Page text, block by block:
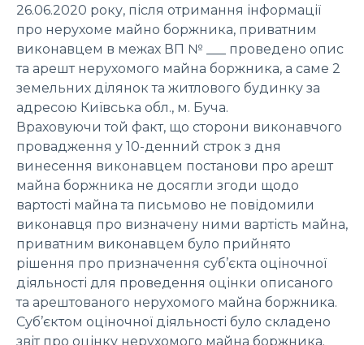
26.06.2020 року, після отримання інформації
про нерухоме майно боржника, приватним
виконавцем в межах ВП № ___ проведено опис
та арешт нерухомого майна боржника, а саме 2
земельних ділянок та житлового будинку за
адресою Київська обл., м. Буча.
Враховуючи той факт, що сторони виконавчого
провадження у 10-денний строк з дня
винесення виконавцем постанови про арешт
майна боржника не досягли згоди щодо
вартості майна та письмово не повідомили
виконавця про визначену ними вартість майна,
приватним виконавцем було прийнято
рішення про призначення суб’єкта оціночної
діяльності для проведення оцінки описаного
та арештованого нерухомого майна боржника.
Суб’єктом оціночної діяльності було складено
звіт про оцінку нерухомого майна боржника.